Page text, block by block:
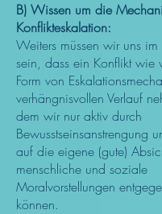
B) Wissen um die
Konflikteskalation:
Weiters müssen wir uns
sein, dass ein Konflikt wie
Form von
verhängnisvollen Verlauf
dem wir nur aktiv durch
Bewusstseinsanstrengung
auf die eigene (gute)
menschliche und soziale
Moralvorstellungen
können.